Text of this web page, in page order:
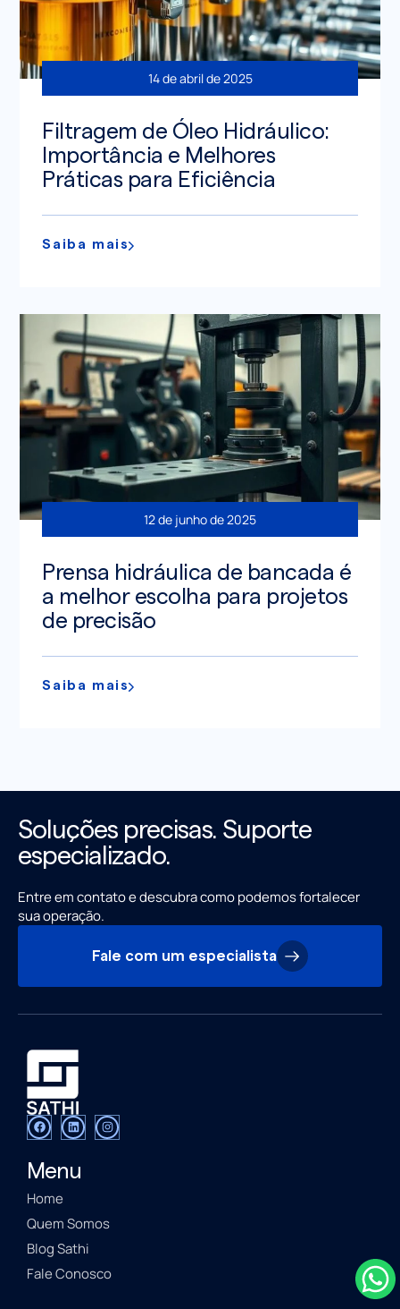
14 de abril de 2025
Filtragem de Óleo Hidráulico:
Importância e Melhores
Práticas para Eficiência
Saiba mais
12 de junho de 2025
Prensa hidráulica de bancada é
a melhor escolha para projetos
de precisão
Saiba mais
Soluções precisas. Suporte
especializado.
Entre em contato e descubra como podemos fortalecer
sua operação.
Fale com um especialista
Menu
Home
Quem Somos
Blog Sathi
Fale Conosco